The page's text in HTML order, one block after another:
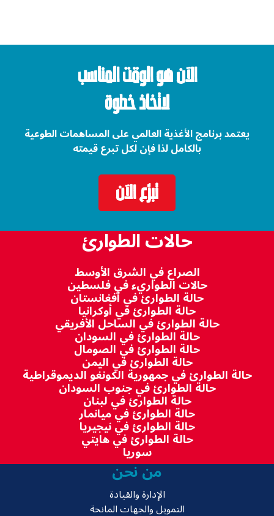
الآن هو الوقت المناسب
لاتخاذ خطوة
يعتمد برنامج الأغذية العالمي على المساهمات الطوعية
بالكامل لذا فإن لكل تبرع قيمته
تبرّع الآن
حالات الطوارئ
الصراع في الشرق الأوسط
حالات الطواريء في فلسطين
حالة الطوارئ في أفغانستان
حالة الطوارئ في أوكرانيا
حالة الطوارئ في الساحل الأفريقي
حالة الطوارئ في السودان
حالة الطوارئ في الصومال
حالة الطوارئ في اليمن
حالة الطوارئ في جمهورية الكونغو الديموقراطية
حالة الطوارئ في جنوب السودان
حالة الطوارئ في لبنان
حالة الطوارئ في ميانمار
حالة الطوارئ في نيجيريا
حالة الطوارئ في هايتي
سوريا
من نحن
الإدارة والقيادة
التمويل والجهات المانحة